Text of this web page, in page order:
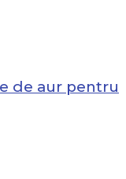
de aur pentru